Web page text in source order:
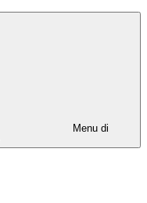
Menu di